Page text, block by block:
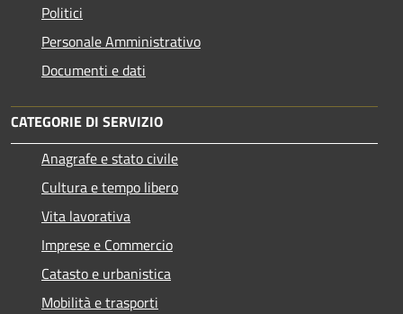
Politici
Personale Amministrativo
Documenti e dati
CATEGORIE DI SERVIZIO
Anagrafe e stato civile
Cultura e tempo libero
Vita lavorativa
Imprese e Commercio
Catasto e urbanistica
Mobilità e trasporti